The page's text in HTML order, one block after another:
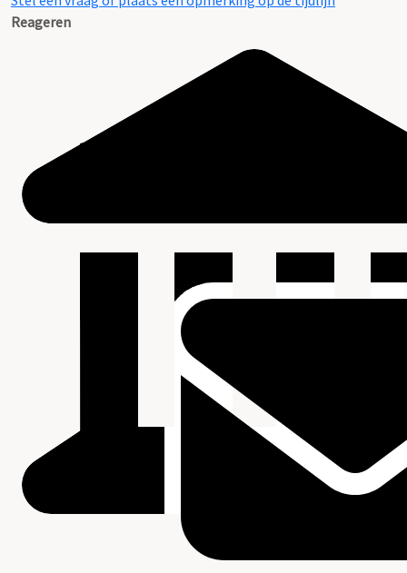
Reageren